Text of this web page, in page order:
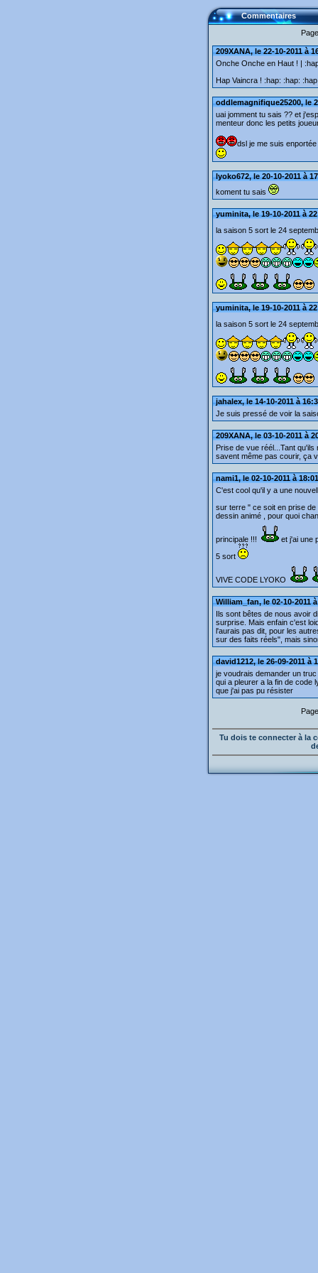
Commentaires
209XANA, le 22-10-2011 à
Onche Onche en Haut ! |
Hap Vaincra ! :hap: :hap:
oddlemagnifique25200, le
uai jomment tu sais ?? et
menteur donc les petits
dsl je me suis enportée
lyoko672, le 20-10-2011 à
koment tu sais
yuminita, le 19-10-2011 à
la saison 5 sort le 24
yuminita, le 19-10-2011 à
la saison 5 sort le 24
jahalex, le 14-10-2011 à
Je suis pressé de voir la
209XANA, le 03-10-2011 à
Prise de vue réél...Tant
savent même pas courir, ça
nami1, le 02-10-2011 à 18:01
C'est cool qu'il y a une
sur terre " ce soit en prise
dessin animé , pour quoi
principale !!!
et j'ai une
5 sort
VIVE CODE LYOKO
William_fan, le 02-10-2011
Ils sont bêtes de nous avoir
surprise. Mais enfain c'est
l'aurais pas dit, pour les
sur des faits réels", mais
david1212, le 26-09-2011 à
je voudrais demander un
qui a pleurer a la fin de code
que j'ai pas pu résister
Tu dois te connecter à la